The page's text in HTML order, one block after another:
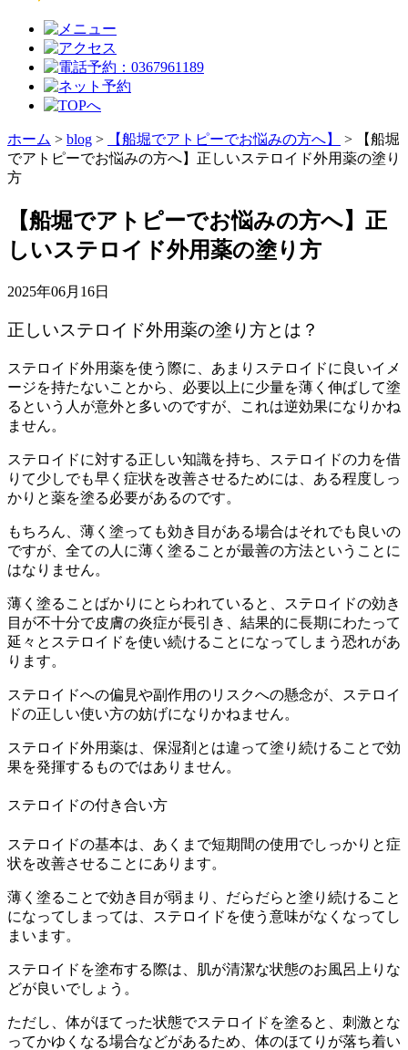
ホーム > blog > 【船堀でアトピーでお悩みの方へ】 >
【船堀
でアトピーでお悩みの方へ】正しいステロイド外用薬の塗り
方
【船堀でアトピーでお悩みの方へ】正
しいステロイド外用薬の塗り方
2025年06月16日
正しいステロイド外用薬の塗り方とは？
ステロイド外用薬を使う際に、あまりステロイドに良いイメ
ージを持たないことから、必要以上に少量を薄く伸ばして塗
るという人が意外と多いのですが、これは逆効果になりかね
ません。
ステロイドに対する正しい知識を持ち、ステロイドの力を借
りて少しでも早く症状を改善させるためには、ある程度しっ
かりと薬を塗る必要があるのです。
もちろん、薄く塗っても効き目がある場合はそれでも良いの
ですが、全ての人に薄く塗ることが最善の方法ということに
はなりません。
薄く塗ることばかりにとらわれていると、ステロイドの効き
目が不十分で皮膚の炎症が長引き、結果的に長期にわたって
延々とステロイドを使い続けることになってしまう恐れがあ
ります。
ステロイドへの偏見や副作用のリスクへの懸念が、ステロイ
ドの正しい使い方の妨げになりかねません。
ステロイド外用薬は、保湿剤とは違って塗り続けることで効
果を発揮するものではありません。
ステロイドの付き合い方
ステロイドの基本は、あくまで短期間の使用でしっかりと症
状を改善させることにあります。
薄く塗ることで効き目が弱まり、だらだらと塗り続けること
になってしまっては、ステロイドを使う意味がなくなってし
まいます。
ステロイドを塗布する際は、肌が清潔な状態のお風呂上りな
どが良いでしょう。
ただし、体がほてった状態でステロイドを塗ると、刺激とな
ってかゆくなる場合などがあるため、体のほてりが落ち着い